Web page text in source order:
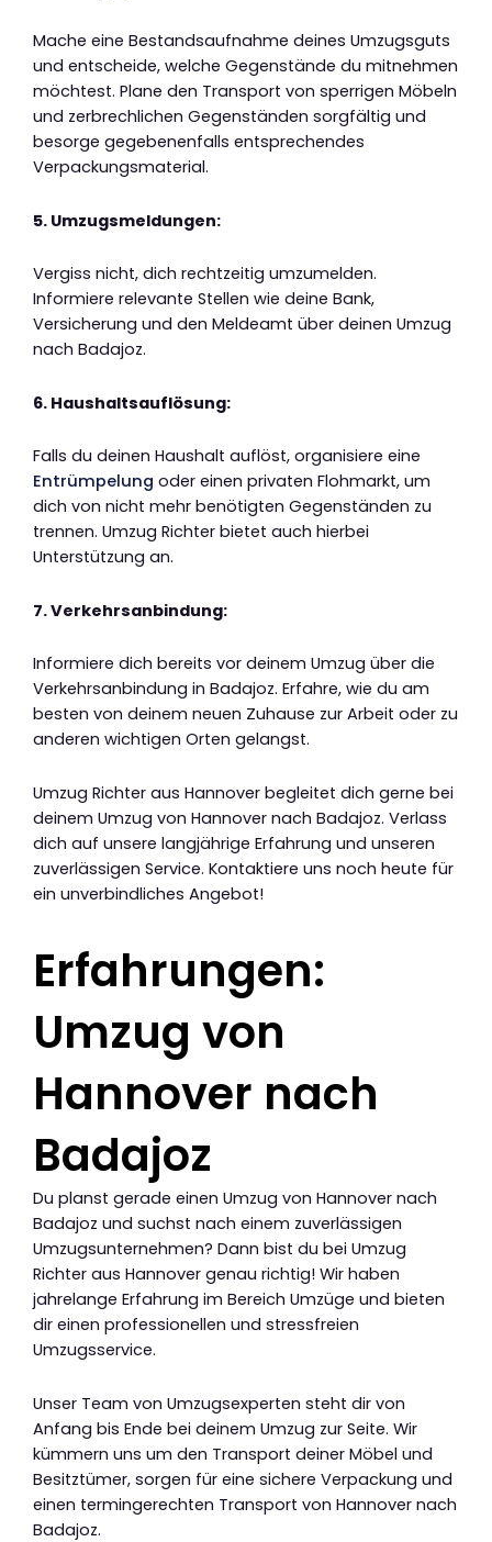
Mache eine Bestandsaufnahme deines Umzugsguts
und entscheide, welche Gegenstände du mitnehmen
möchtest. Plane den Transport von sperrigen Möbeln
und zerbrechlichen Gegenständen sorgfältig und
besorge gegebenenfalls entsprechendes
Verpackungsmaterial.
5. Umzugsmeldungen:
Vergiss nicht, dich rechtzeitig umzumelden.
Informiere relevante Stellen wie deine Bank,
Versicherung und den Meldeamt über deinen Umzug
nach Badajoz.
6. Haushaltsauflösung:
Falls du deinen Haushalt auflöst, organisiere eine
Entrümpelung oder einen privaten Flohmarkt, um
dich von nicht mehr benötigten Gegenständen zu
trennen. Umzug Richter bietet auch hierbei
Unterstützung an.
7. Verkehrsanbindung:
Informiere dich bereits vor deinem Umzug über die
Verkehrsanbindung in Badajoz. Erfahre, wie du am
besten von deinem neuen Zuhause zur Arbeit oder zu
anderen wichtigen Orten gelangst.
Umzug Richter aus Hannover begleitet dich gerne bei
deinem Umzug von Hannover nach Badajoz. Verlass
dich auf unsere langjährige Erfahrung und unseren
zuverlässigen Service. Kontaktiere uns noch heute für
ein unverbindliches Angebot!
Erfahrungen:
Umzug von
Hannover nach
Badajoz
Du planst gerade einen Umzug von Hannover nach
Badajoz und suchst nach einem zuverlässigen
Umzugsunternehmen? Dann bist du bei Umzug
Richter aus Hannover genau richtig! Wir haben
jahrelange Erfahrung im Bereich Umzüge und bieten
dir einen professionellen und stressfreien
Umzugsservice.
Unser Team von Umzugsexperten steht dir von
Anfang bis Ende bei deinem Umzug zur Seite. Wir
kümmern uns um den Transport deiner Möbel und
Besitztümer, sorgen für eine sichere Verpackung und
einen termingerechten Transport von Hannover nach
Badajoz.